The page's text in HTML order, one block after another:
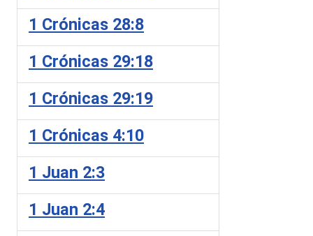
1 Crónicas 28:8
1 Crónicas 29:18
1 Crónicas 29:19
1 Crónicas 4:10
1 Juan 2:3
1 Juan 2:4